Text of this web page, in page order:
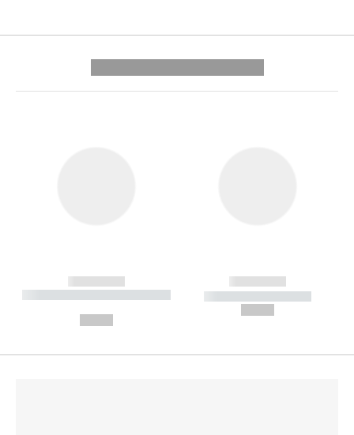
------------
----------- ----------- --------
------------
----------- -----------